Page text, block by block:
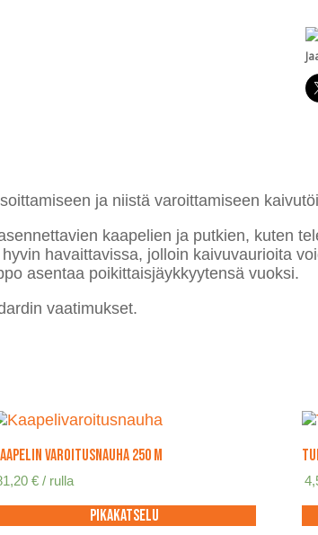
m
ja niistä varoittamiseen
kaapelien ja putkien, kuten
havaittavissa, jolloin kaivuvaurioita
asentaa poikittaisjäykkyytensä vuoksi.
vaatimukset.
varoitusnauha 250 m
€ / rulla
Pikakatselu